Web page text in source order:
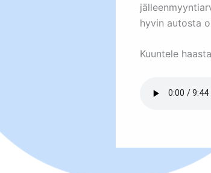
hyvin autosta
Kuuntele